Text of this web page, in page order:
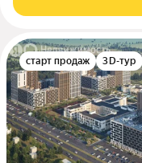
старт продаж 3D-тур